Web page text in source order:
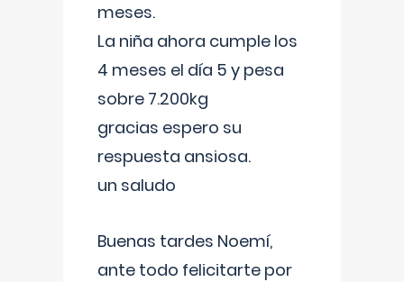
meses.
La niña ahora cumple los
4 meses el día 5 y pesa
sobre 7.200kg
gracias espero su
respuesta ansiosa.
un saludo
Buenas tardes Noemí,
ante todo felicitarte por